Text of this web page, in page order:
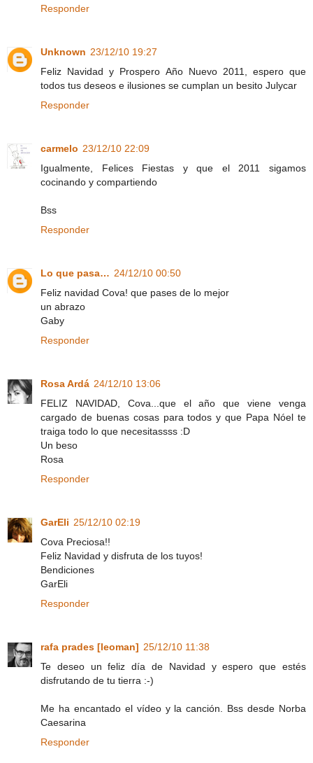
Responder
Unknown 23/12/10 19:27
Feliz Navidad y Prospero Año Nuevo 2011, espero que
todos tus deseos e ilusiones se cumplan un besito Julycar
Responder
carmelo 23/12/10 22:09
Igualmente, Felices Fiestas y que el 2011 sigamos
cocinando y compartiendo
Bss
Responder
Lo que pasa… 24/12/10 00:50
Feliz navidad Cova! que pases de lo mejor
un abrazo
Gaby
Responder
Rosa Ardá 24/12/10 13:06
FELIZ NAVIDAD, Cova...que el año que viene venga
cargado de buenas cosas para todos y que Papa Nóel te
traiga todo lo que necesitassss :D
Un beso
Rosa
Responder
GarEli 25/12/10 02:19
Cova Preciosa!!
Feliz Navidad y disfruta de los tuyos!
Bendiciones
GarEli
Responder
rafa prades [leoman] 25/12/10 11:38
Te deseo un feliz día de Navidad y espero que estés
disfrutando de tu tierra :-)
Me ha encantado el vídeo y la canción. Bss desde Norba
Caesarina
Responder